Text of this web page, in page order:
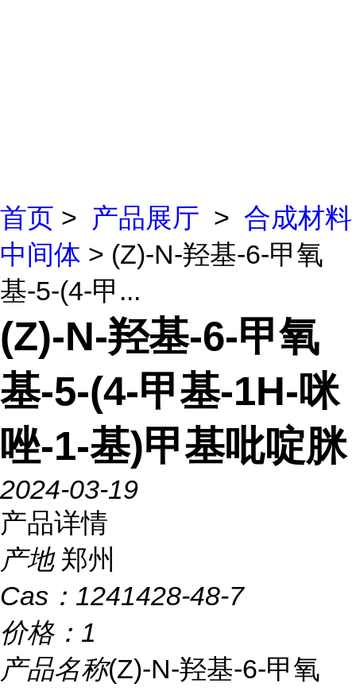
首页 > 产品展厅 > 合成材料
中间体 > (Z)-N-羟基-6-甲氧
基-5-(4-甲...
(Z)-N-羟基-6-甲氧
基-5-(4-甲基-1H-咪
唑-1-基)甲基吡啶脒
2024-03-19
产品详情
产地 郑州
Cas： 1241428-48-7
价格： 1
产品名称(Z)-N-羟基-6-甲氧